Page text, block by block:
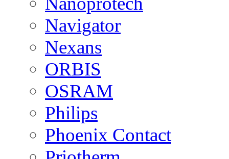
Navigator
Nexans
ORBIS
OSRAM
Philips
Phoenix Contact